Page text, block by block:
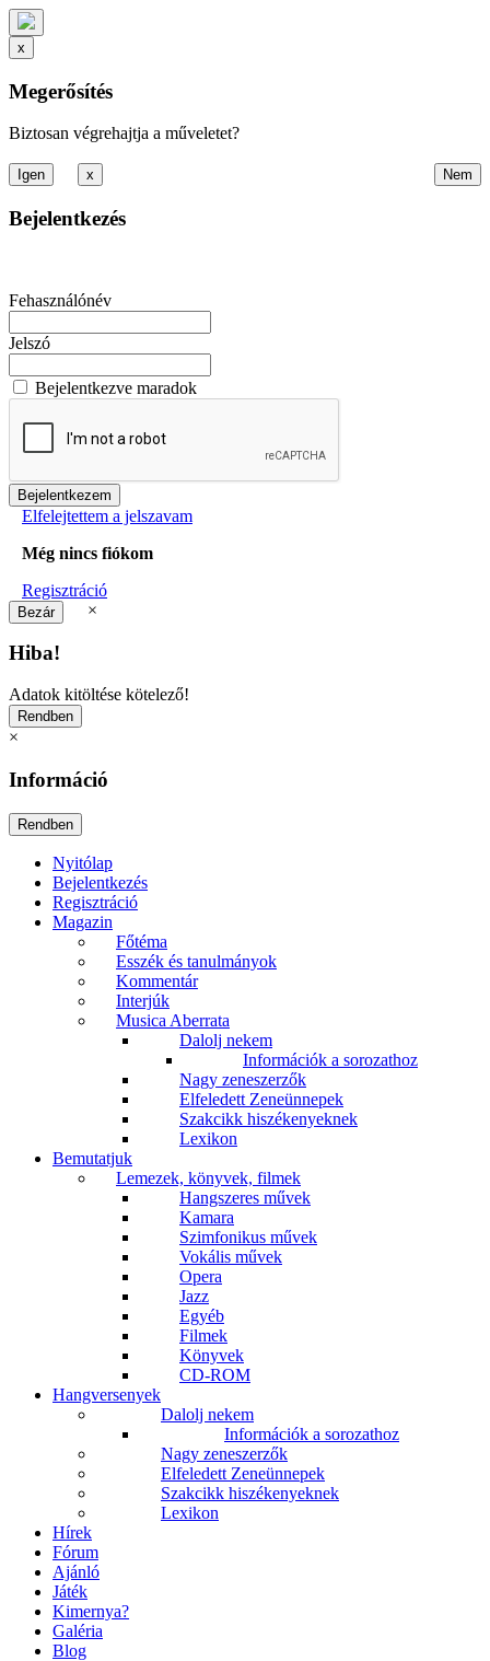
x
Megerősítés
Biztosan végrehajtja a műveletet?
x
Bejelentkezés
Fehasználónév
Jelszó
Bejelentkezve maradok
Elfelejtettem a jelszavam
Még nincs fiókom
Regisztráció
×
Hiba!
Adatok kitöltése kötelező!
×
Információ
Nyitólap
Bejelentkezés
Regisztráció
Magazin
Főtéma
Esszék és tanulmányok
Kommentár
Interjúk
Musica Aberrata
Dalolj nekem
Információk a sorozathoz
Nagy zeneszerzők
Elfeledett Zeneünnepek
Szakcikk hiszékenyeknek
Lexikon
Bemutatjuk
Lemezek, könyvek, filmek
Hangszeres művek
Kamara
Szimfonikus művek
Vokális művek
Opera
Jazz
Egyéb
Filmek
Könyvek
CD-ROM
Hangversenyek
Dalolj nekem
Információk a sorozathoz
Nagy zeneszerzők
Elfeledett Zeneünnepek
Szakcikk hiszékenyeknek
Lexikon
Hírek
Fórum
Ajánló
Játék
Kimernya?
Galéria
Blog